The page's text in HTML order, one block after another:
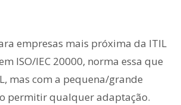
empresas mais próxima da ITIL
ISO/IEC 20000, norma essa que
mas com a pequena/grande
permitir qualquer adaptação.